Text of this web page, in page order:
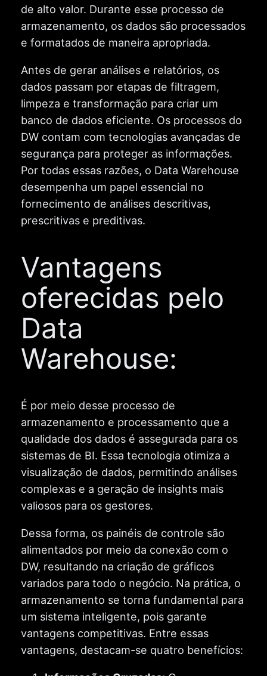
de alto valor. Durante esse processo de
armazenamento, os dados são processados
e formatados de maneira apropriada.
Antes de gerar análises e relatórios, os
dados passam por etapas de filtragem,
limpeza e transformação para criar um
banco de dados eficiente. Os processos do
DW contam com tecnologias avançadas de
segurança para proteger as informações.
Por todas essas razões, o Data Warehouse
desempenha um papel essencial no
fornecimento de análises descritivas,
prescritivas e preditivas.
Vantagens
oferecidas pelo
Data
Warehouse:
É por meio desse processo de
armazenamento e processamento que a
qualidade dos dados é assegurada para os
sistemas de BI. Essa tecnologia otimiza a
visualização de dados, permitindo análises
complexas e a geração de insights mais
valiosos para os gestores.
Dessa forma, os painéis de controle são
alimentados por meio da conexão com o
DW, resultando na criação de gráficos
variados para todo o negócio. Na prática, o
armazenamento se torna fundamental para
um sistema inteligente, pois garante
vantagens competitivas. Entre essas
vantagens, destacam-se quatro benefícios: